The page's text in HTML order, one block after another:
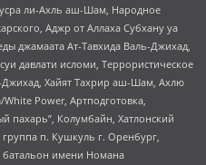
ли-Ахль аш-Шам, Народное
Аджр от Аллаха Субхану уа
джамаата Ат-Тавхида Валь-Джихад,
давлати исломи, Террористическое
Джихад, Хайят Тахрир аш-Шам, Ахлю
Power, Артподготовка,
пахарь”, Колумбайн, Хатлонский
п. Кушкуль г. Оренбург,
батальон имени Номана